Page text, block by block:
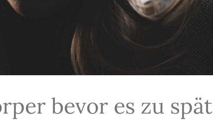
bevor es zu spät